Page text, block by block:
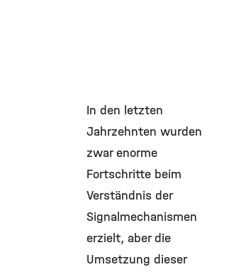
In den letzten
Jahrzehnten wurden
zwar enorme
Fortschritte beim
Verständnis der
Signalmechanismen
erzielt, aber die
Umsetzung dieser